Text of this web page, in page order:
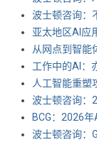
波士顿咨询：
亚太地区AI应
从网点到智能
工作中的AI：
人工智能重塑
波士顿咨询：
BCG：2026
波士顿咨询：